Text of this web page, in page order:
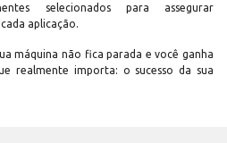
selecionados para assegurar
aplicação.
máquina não fica parada e você ganha
realmente importa: o sucesso da sua